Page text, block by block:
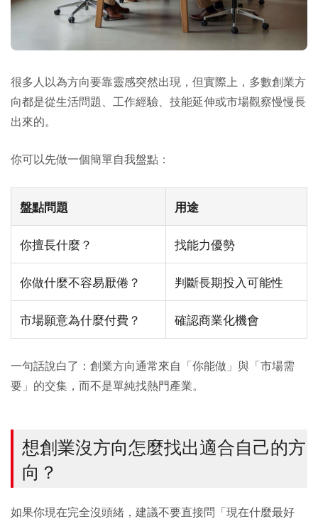
很多人以為方向要靠靈感突然出現，但實際上，多數創業方
向都是從生活問題、工作經驗、技能延伸或市場觀察慢慢長
出來的。
你可以先做一個簡單自我盤點：
盤點問題 用途
你擅長什麼？ 找能力優勢
你做什麼不容易厭倦？ 判斷長期投入可能性
市場願意為什麼付費？ 確認商業化機會
一句話說白了：創業方向通常來自「你能做」與「市場需
要」的交集，而不是單純找熱門產業。
想創業沒方向怎麼找出適合自己的方
向？
如果你現在完全沒頭緒，建議不要直接問「現在什麼最好